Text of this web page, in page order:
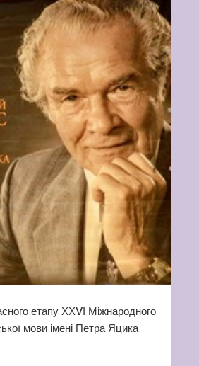
етапу ХХVІ Міжнародного
мови імені Петра Яцика